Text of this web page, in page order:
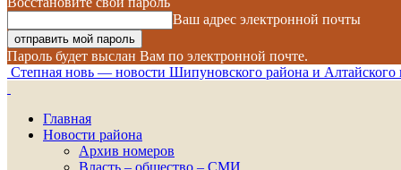
Ваш адрес электронной почты
Пароль будет выслан Вам по электронной почте.
Степная новь — новости Шипуновского района и Алтайского
Главная
Новости района
Архив номеров
Власть – общество – СМИ